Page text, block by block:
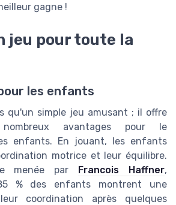
gagne !
jeu pour toute la
les enfants
qu'un simple jeu amusant ; il offre
avantages pour le
enfants. En jouant, les enfants
motrice et leur équilibre.
menée par Francois Haffner,
% des enfants montrent une
coordination après quelques